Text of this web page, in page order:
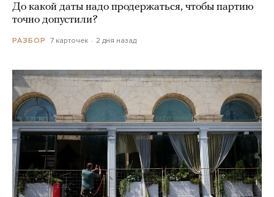
До какой даты надо продержаться, чтобы партию
точно допустили?
РАЗБОР 7 карточек 2 дня назад